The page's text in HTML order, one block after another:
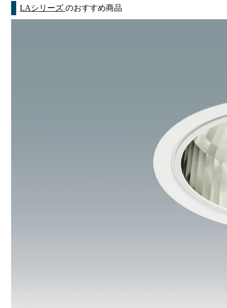
LAシリーズのおすすめ商品